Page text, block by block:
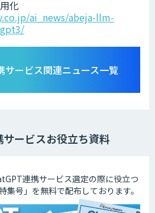
化
ai_news/abeja-llm-
サービス関連ニュース一覧
ービスお役立ち資料
連携サービス選定の際に役立つ
集号」を無料で配布しております。